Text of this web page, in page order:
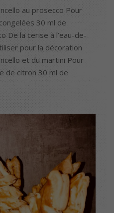
au prosecco Pour
30 ml de
De la cerise à l’eau-de-
pour la décoration
et du martini Pour
de citron 30 ml de